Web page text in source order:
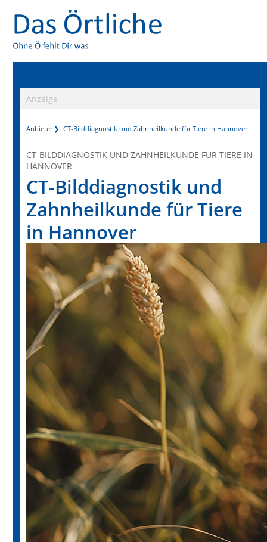
Anzeige
Anbieter CT-Bilddiagnostik und Zahnheilkunde für Tiere in Hannover
CT-BILDDIAGNOSTIK UND ZAHNHEILKUNDE FÜR TIERE IN
HANNOVER
CT-Bilddiagnostik und
Zahnheilkunde für Tiere
in Hannover